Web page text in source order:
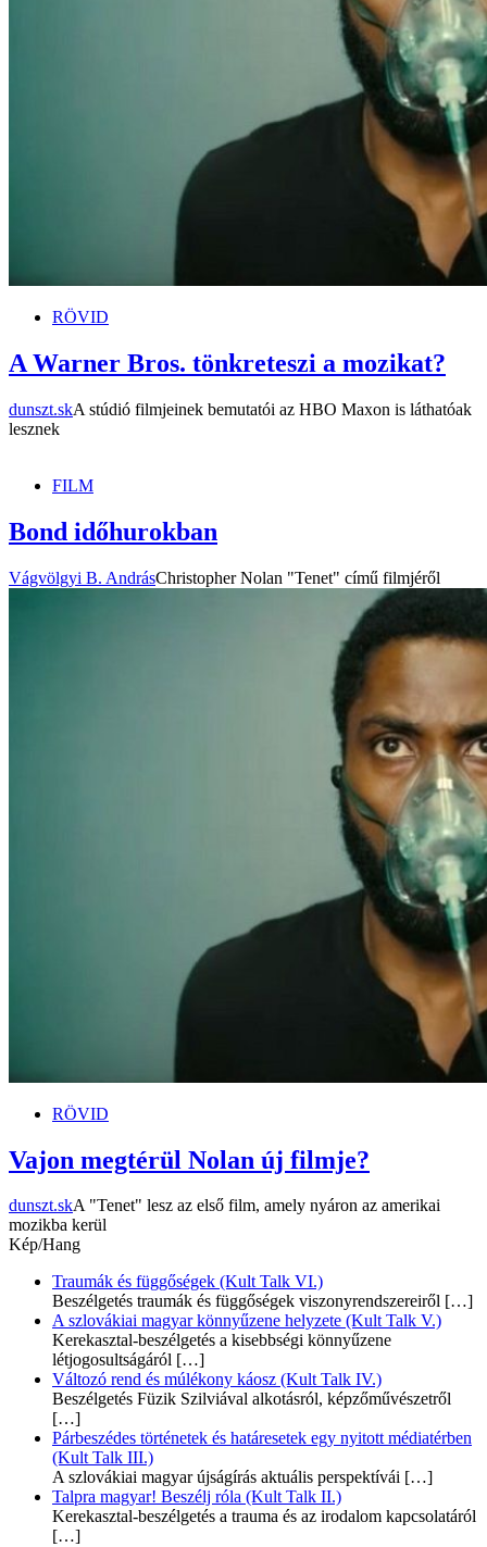
RÖVID
A Warner Bros. tönkreteszi a mozikat?
dunszt.skA stúdió filmjeinek bemutatói az HBO Maxon is láthatóak
lesznek
FILM
Bond időhurokban
Vágvölgyi B. AndrásChristopher Nolan "Tenet" című filmjéről
RÖVID
Vajon megtérül Nolan új filmje?
dunszt.skA "Tenet" lesz az első film, amely nyáron az amerikai
mozikba kerül
Kép/Hang
Traumák és függőségek (Kult Talk VI.)
Beszélgetés traumák és függőségek viszonyrendszereiről […]
A szlovákiai magyar könnyűzene helyzete (Kult Talk V.)
Kerekasztal-beszélgetés a kisebbségi könnyűzene
létjogosultságáról […]
Változó rend és múlékony káosz (Kult Talk IV.)
Beszélgetés Füzik Szilviával alkotásról, képzőművészetről
[…]
Párbeszédes történetek és határesetek egy nyitott médiatérben
(Kult Talk III.)
A szlovákiai magyar újságírás aktuális perspektívái […]
Talpra magyar! Beszélj róla (Kult Talk II.)
Kerekasztal-beszélgetés a trauma és az irodalom kapcsolatáról
[…]